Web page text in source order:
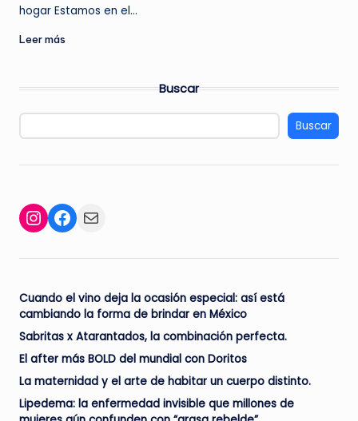
hogar Estamos en el…
Leer más
Buscar
Buscar
Instagram
Facebook
Mail
Cuando el vino deja la ocasión especial: así está
cambiando la forma de brindar en México
Sabritas x Atarantados, la combinación perfecta.
El after más BOLD del mundial con Doritos
La maternidad y el arte de habitar un cuerpo distinto.
Lipedema: la enfermedad invisible que millones de